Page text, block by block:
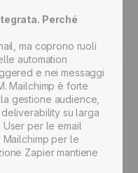
Perché
ma coprono ruoli
automation
e nei messaggi
Mailchimp è forte
gestione audience,
su larga
User per le email
per le
Zapier mantiene